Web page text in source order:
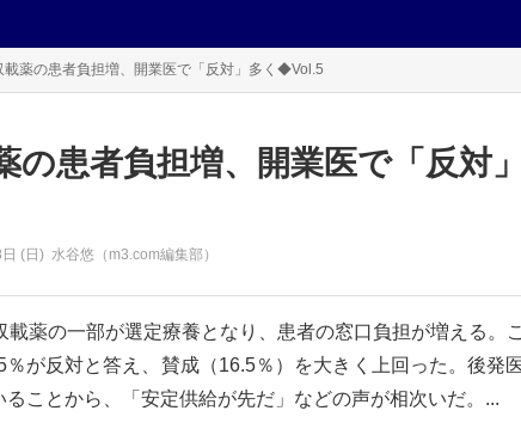
載薬の患者負担増、開業医で「反対」多く◆Vol.5
の患者負担増、開業医で「反対
(日) 水谷悠（m3.com編集部）
載薬の一部が選定療養となり、患者の窓口負担が増える。
％が反対と答え、賛成（16.5％）を大きく上回った。後発
ことから、「安定供給が先だ」などの声が相次いだ。...